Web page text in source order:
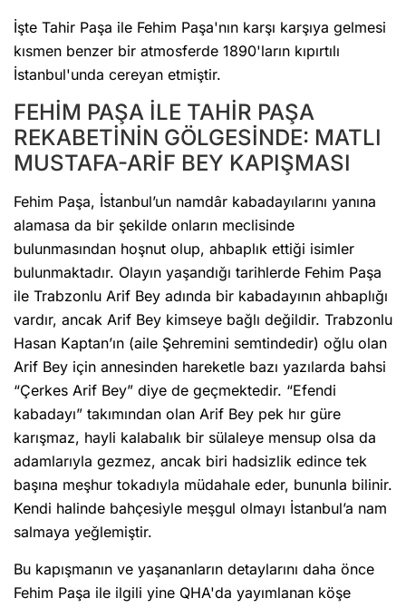
İşte Tahir Paşa ile Fehim Paşa'nın karşı karşıya gelmesi
kısmen benzer bir atmosferde 1890'ların kıpırtılı
İstanbul'unda cereyan etmiştir.
FEHİM PAŞA İLE TAHİR PAŞA
REKABETİNİN GÖLGESİNDE: MATLI
MUSTAFA-ARİF BEY KAPIŞMASI
Fehim Paşa, İstanbul’un namdâr kabadayılarını yanına
alamasa da bir şekilde onların meclisinde
bulunmasından hoşnut olup, ahbaplık ettiği isimler
bulunmaktadır. Olayın yaşandığı tarihlerde Fehim Paşa
ile Trabzonlu Arif Bey adında bir kabadayının ahbaplığı
vardır, ancak Arif Bey kimseye bağlı değildir. Trabzonlu
Hasan Kaptan’ın (aile Şehremini semtindedir) oğlu olan
Arif Bey için annesinden hareketle bazı yazılarda bahsi
“Çerkes Arif Bey” diye de geçmektedir. “Efendi
kabadayı” takımından olan Arif Bey pek hır güre
karışmaz, hayli kalabalık bir sülaleye mensup olsa da
adamlarıyla gezmez, ancak biri hadsizlik edince tek
başına meşhur tokadıyla müdahale eder, bununla bilinir.
Kendi halinde bahçesiyle meşgul olmayı İstanbul’a nam
salmaya yeğlemiştir.
Bu kapışmanın ve yaşananların detaylarını daha önce
Fehim Paşa ile ilgili yine QHA'da yayımlanan köşe